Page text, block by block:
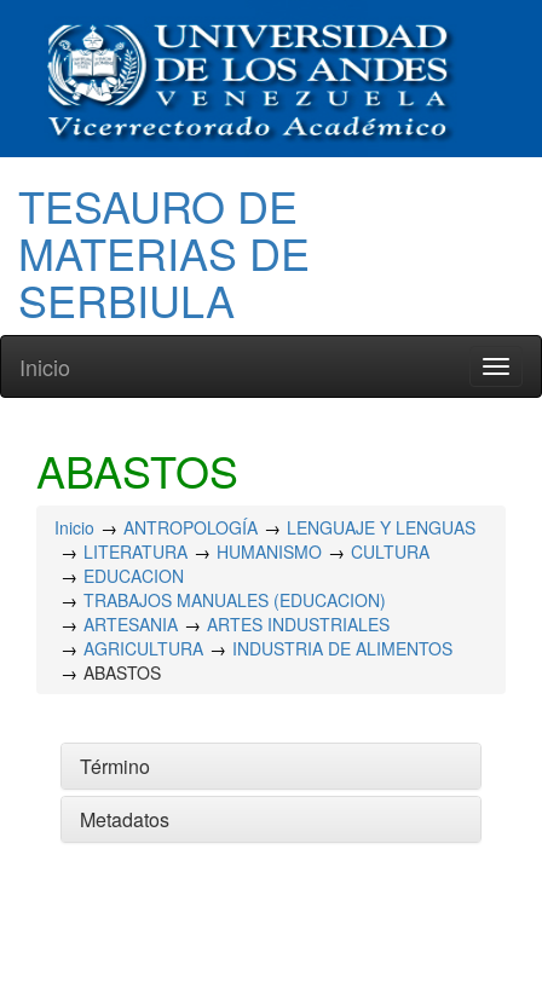
TESAURO DE
MATERIAS DE
SERBIULA
Inicio
ABASTOS
Inicio ANTROPOLOGÍA
LENGUAJE Y LENGUAS
LITERATURA
HUMANISMO
CULTURA
EDUCACION
TRABAJOS MANUALES (EDUCACION)
ARTESANIA
ARTES INDUSTRIALES
AGRICULTURA
INDUSTRIA DE ALIMENTOS
ABASTOS
Término
Metadatos